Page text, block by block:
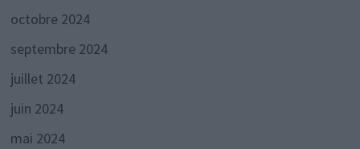
octobre 2024
septembre 2024
juillet 2024
juin 2024
mai 2024